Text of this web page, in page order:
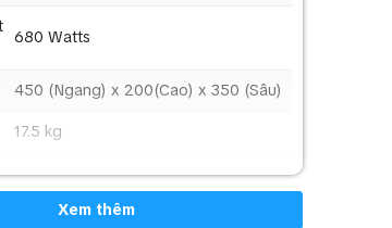
680 Watts
450 (Ngang) x 200(Cao) x 350 (Sâu)
17.5 kg
Xem thêm